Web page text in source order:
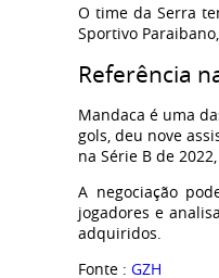
O time da Serra
Sportivo
Referência
Mandaca é uma
gols, deu nove
na Série B de
A negociação
jogadores e
adquiridos.
Fonte : GZH